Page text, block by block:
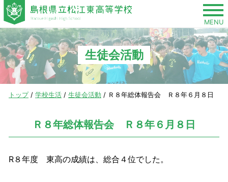
このページの本文へ
MENU
生徒会活動
現
トップ/ 学校生活 / 生徒会活動 / Ｒ８年総体報告会 Ｒ８年６月８日
Ｒ８年総体報告会 Ｒ８年６月８日
R８年度 東高の成績は、総合４位でした。